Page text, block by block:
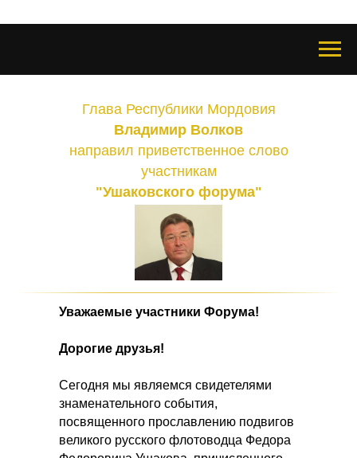
Глава Республики Мордовия
Владимир Волков
направил приветственное слово
участникам
"Ушаковского форума"
Уважаемые участники Форума!
Дорогие друзья!
Сегодня мы являемся свидетелями
знаменательного события,
посвященного прославлению подвигов
великого русского флотоводца Федора